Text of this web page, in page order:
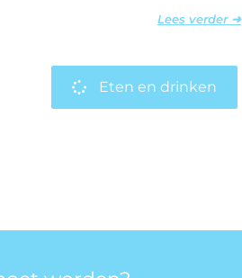
Lees verder ➜
Eten en drinken